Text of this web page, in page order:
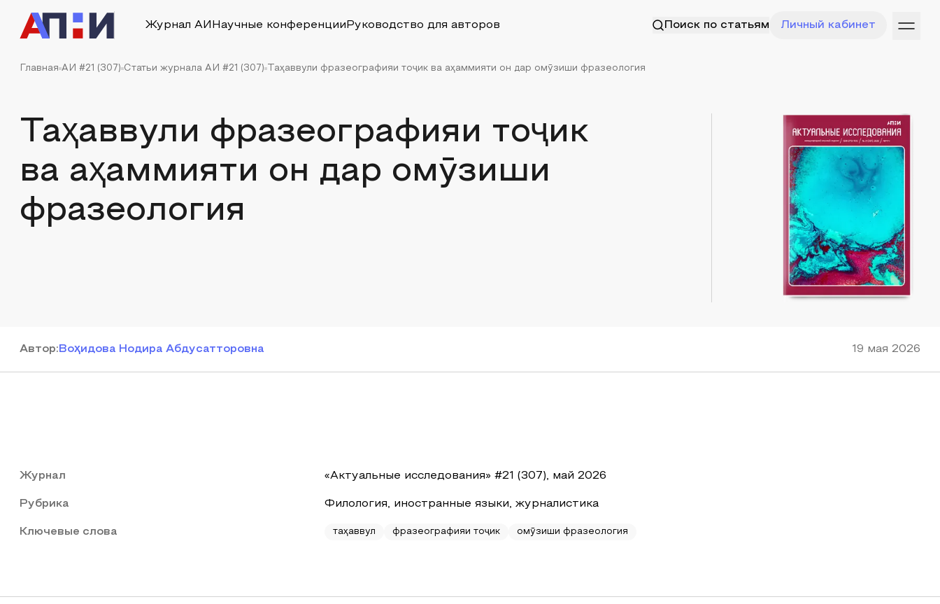
Журнал АИ Научные конференции Руководство для авторов Поиск по статьям Личный кабинет
Главная АИ #21 (307) Статьи журнала АИ #21 (307) Таҳаввули фразеографияи тоҷик ва аҳаммияти он дар омӯзиши фразеология
Таҳаввули фразеографияи тоҷик
ва аҳаммияти он дар омӯзиши
фразеология
Автор: Воҳидова Нодира Абдусатторовна 19 мая 2026
Журнал «Актуальные исследования» #21 (307), май 2026
Рубрика Филология, иностранные языки, журналистика
Ключевые слова таҳаввул фразеографияи тоҷик омӯзиши фразеология